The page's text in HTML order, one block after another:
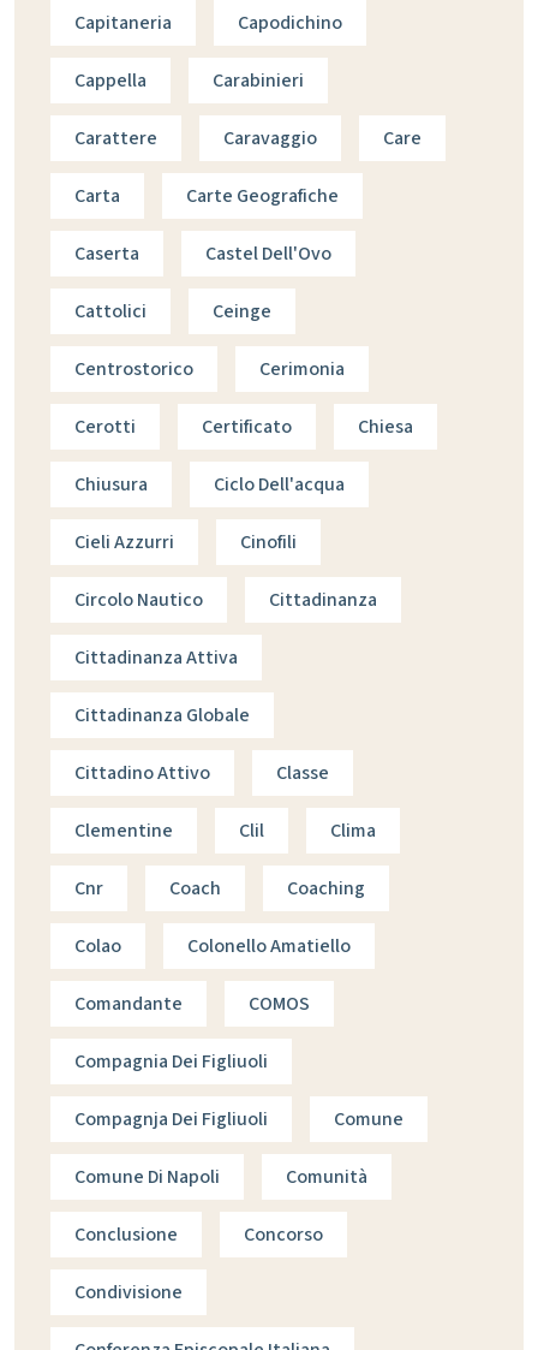
Capitaneria Capodichino
Cappella Carabinieri
Carattere Caravaggio Care
Carta Carte Geografiche
Caserta Castel Dell'Ovo
Cattolici Ceinge
Centrostorico Cerimonia
Cerotti Certificato Chiesa
Chiusura Ciclo Dell'acqua
Cieli Azzurri Cinofili
Circolo Nautico Cittadinanza
Cittadinanza Attiva
Cittadinanza Globale
Cittadino Attivo Classe
Clementine Clil Clima
Cnr Coach Coaching
Colao Colonello Amatiello
Comandante COMOS
Compagnia Dei Figliuoli
Compagnja Dei Figliuoli Comune
Comune Di Napoli Comunità
Conclusione Concorso
Condivisione